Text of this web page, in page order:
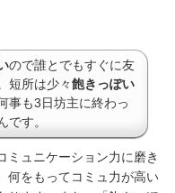
ので誰とでもすぐに友
短所は少々飽きっぽい
事も3日坊主に終わっ
です。
ミュニケーション力に磨き
何をもってコミュ力が高い